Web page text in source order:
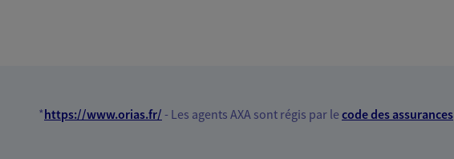
*https://www.orias.fr/ - Les agents AXA sont régis par lecode des assurances